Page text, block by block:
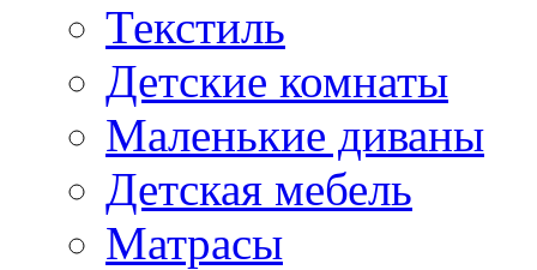
Текстиль
Детские комнаты
Маленькие диваны
Детская мебель
Матрасы